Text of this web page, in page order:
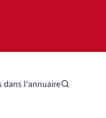
dans l'annuaire